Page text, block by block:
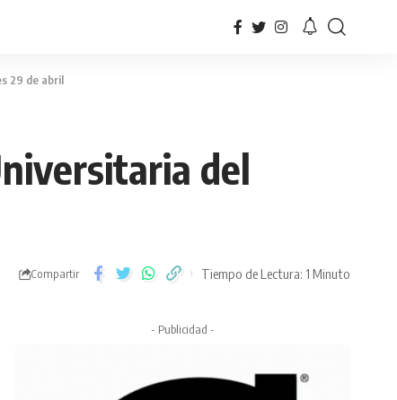
29 de abril
del
Compartir Tiempo de Lectura: 1 Minuto
- Publicidad -